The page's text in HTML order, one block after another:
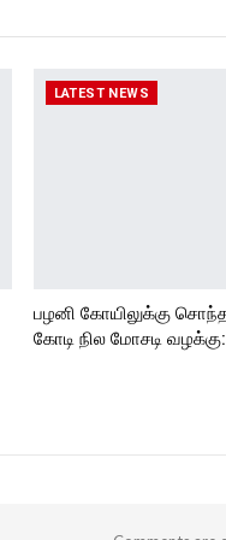
LATEST NEWS
பழனி கோயிலுக்கு
கோடி நில மோசடி